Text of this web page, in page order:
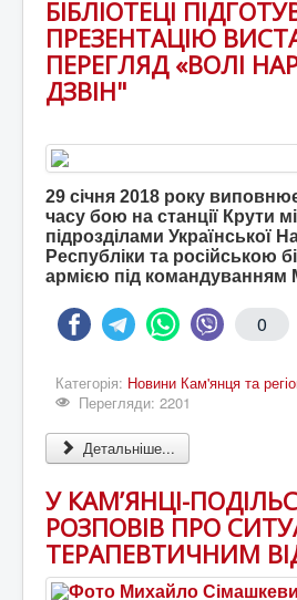
БІБЛІОТЕЦІ
ПРЕЗЕНТАЦІЮ
ПЕРЕГЛЯД «ВОЛІ
ДЗВІН"
29 січня 2018 року
часу бою на станції Крути
підрозділами Української
Республіки та російською
армією під командуванням
0
Категорія: Новини Кам'янця та
Перегляди: 2201
Детальніше...
У КАМ’ЯНЦІ-
РОЗПОВІВ ПРО
ТЕРАПЕВТИЧНИМ